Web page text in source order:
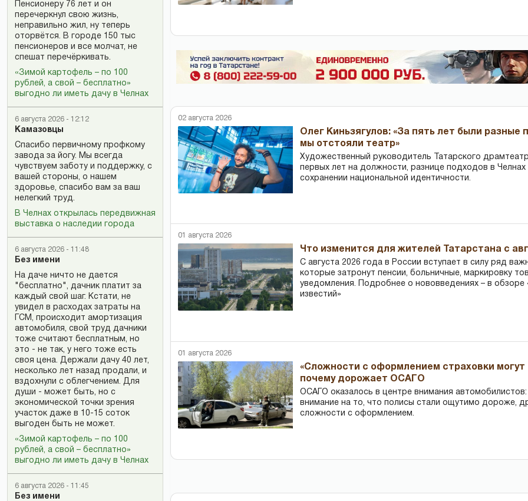
Пенсионеру 76 лет и он
перечеркнул свою жизнь,
неправильно жил, ну теперь
оторвётся. В городе 150 тыс
пенсионеров и все молчат, не
спешат перечёркивать.
«Зимой картофель – по 100
рублей, а свой – бесплатно»
выгодно ли иметь дачу в Челнах
6 августа 2026 - 12:12
Камазовцы
Спасибо первичному профкому
завода за йогу. Мы всегда
чувствуем заботу и поддержку, с
вашей стороны, о нашем
здоровье, спасибо вам за ваш
нелегкий труд.
В Челнах открылась передвижная
выставка о наследии города
6 августа 2026 - 11:48
Без имени
На даче ничто не дается
"бесплатно", дачник платит за
каждый свой шаг. Кстати, не
увидел в расходах затраты на
ГСМ, происходит амортизация
автомобиля, свой труд дачники
тоже считают бесплатным, но
это - не так, у него тоже есть
своя цена. Держали дачу 40 лет,
несколько лет назад продали, и
вздохнули с облегчением. Для
души - может быть, но с
экономической точки зрения
участок даже в 10-15 соток
выгоден быть не может.
«Зимой картофель – по 100
рублей, а свой – бесплатно»
выгодно ли иметь дачу в Челнах
6 августа 2026 - 11:45
Без имени
02 августа 2026
Олег Киньзягулов: «За пять лет были разные
мы отстояли театр»
Художественный руководитель Татарского
первых лет на должности, разнице подходов в Челнах
сохранении национальной идентичности.
01 августа 2026
Что изменится для жителей Татарстана с
С августа 2026 года в России вступает в силу ряд
которые затронут пенсии, больничные, маркировку
уведомления. Подробнее о нововведениях – в обзоре
известий»
01 августа 2026
«Сложности с оформлением страховки могут
почему дорожает ОСАГО
ОСАГО оказалось в центре внимания
внимание на то, что полисы стали ощутимо дороже,
сложности с оформлением.